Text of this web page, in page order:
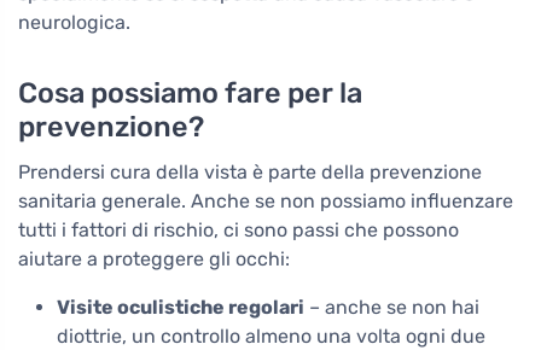
neurologica.
Cosa possiamo fare per la
prevenzione?
Prendersi cura della vista è parte della prevenzione
sanitaria generale. Anche se non possiamo influenzare
tutti i fattori di rischio, ci sono passi che possono
aiutare a proteggere gli occhi:
Visite oculistiche regolari – anche se non hai
diottrie, un controllo almeno una volta ogni due